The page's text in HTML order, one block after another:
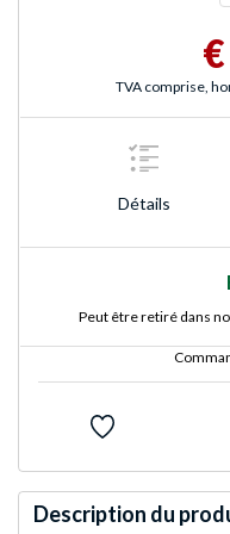
TVA comprise,
Détails
Peut être retiré dans
Description du